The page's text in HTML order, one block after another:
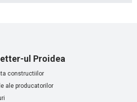
ul Proidea
constructiilor
ale producatorilor